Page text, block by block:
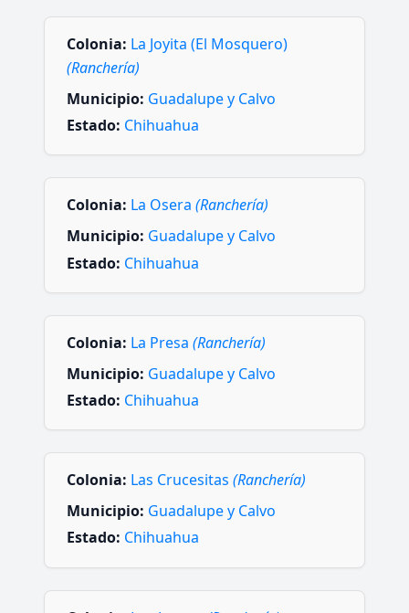
Colonia: La Joyita (El Mosquero)
(Ranchería)
Municipio: Guadalupe y Calvo
Estado: Chihuahua
Colonia: La Osera (Ranchería)
Municipio: Guadalupe y Calvo
Estado: Chihuahua
Colonia: La Presa (Ranchería)
Municipio: Guadalupe y Calvo
Estado: Chihuahua
Colonia: Las Crucesitas (Ranchería)
Municipio: Guadalupe y Calvo
Estado: Chihuahua